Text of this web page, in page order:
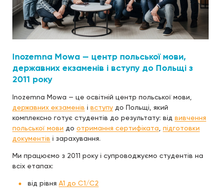
Inozemna Mowa — центр польської мови,
державних екзаменів і вступу до Польщі з
2011 року
Inozemna Mowa — це освітній центр польської мови,
державних екзаменів і вступу до Польщі, який
комплексно готує студентів до результату: від вивчення
польської мови до отримання сертифіката, підготовки
документів і зарахування.
Ми працюємо з 2011 року і супроводжуємо студентів на
всіх етапах:
від рівня A1 до C1/C2